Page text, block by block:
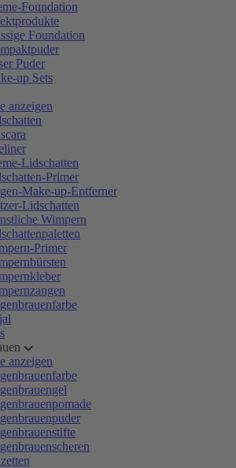
Foundation
Foundation
Puder
up Sets
anzeigen
Lidschatten
Primer
Make-up-Entferner
Lidschatten
Wimpern
Primer
anzeigen